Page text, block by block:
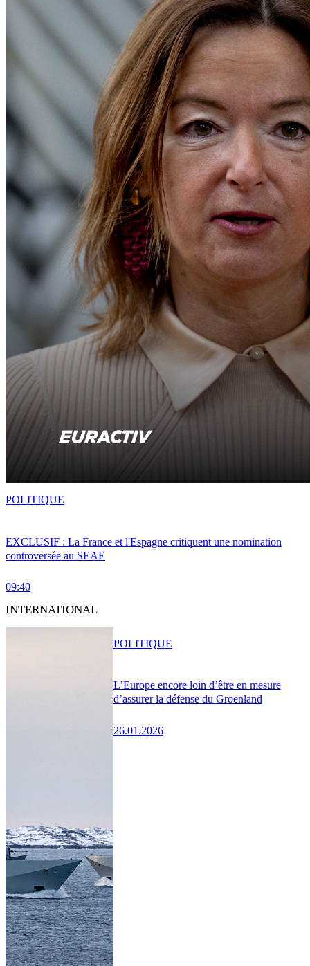
EXCLUSIF : La France et l'Espagne critiquent une nomination
controversée au SEAE
09:40
POLITIQUE
INTERNATIONAL
L’Europe encore loin d’être en mesure
d’assurer la défense du Groenland
26.01.2026
POLITIQUE